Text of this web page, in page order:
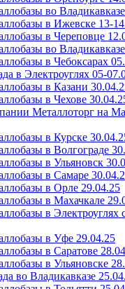
во
в Ижевске 13-
в Череповце
во
в Чебоксарах
в Электроуглях 05-
в Казани
в Чехове
Металлоторг на
в Курске
в Волгограде
в Ульяновск
в Самаре
в Орле 29.04.25
в Махачкале
в Электроуглях
в Уфе 29.04.25
в Саратове
в Ульяновске
во Владикавказе